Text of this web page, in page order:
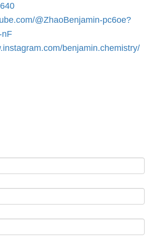
@ZhaoBenjamin-pc6oe?
nF
benjamin.chemistry/